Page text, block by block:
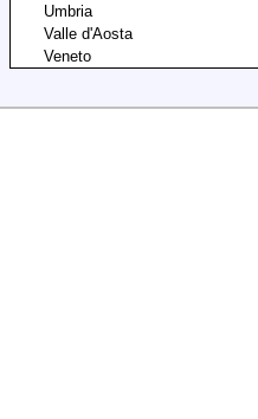
Umbria
Valle d'Aosta
Veneto